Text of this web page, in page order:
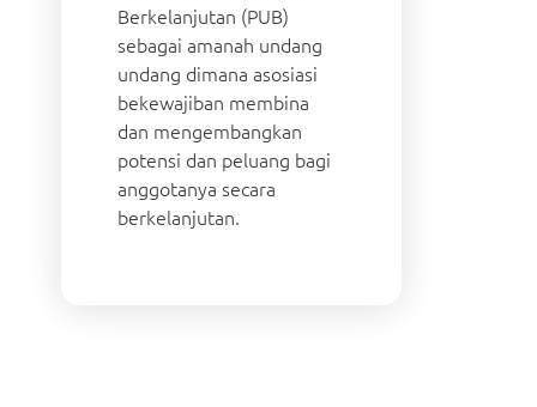
Berkelanjutan (PUB)
sebagai amanah undang
undang dimana asosiasi
bekewajiban membina
dan mengembangkan
potensi dan peluang bagi
anggotanya secara
berkelanjutan.